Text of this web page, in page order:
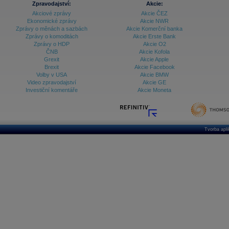
Archiv - Vývoj české koruny
Archiv analýz - Makroukazatele
Ceny průmyslových výrobců - Data a prognózy
Ceny průmyslových výrobců - Graf (ČR)
Ceny průmyslových výrobců - Kalendář (ČR)
Ceny průmyslových výrobců - Zpravodajství
Databanka - Ceny
Zpravodajství:
Akciové zprávy
Ekonomické zprávy
Zprávy o měnách a sazbách
Zprávy o komoditách
Zprávy o HDP
ČNB
Grexit
Brexit
Volby v USA
Video zpravodajství
Investiční komentáře
Akcie:
Akcie ČEZ
Akcie NWR
Akcie Komerční banka
Akcie Erste Bank
Akcie O2
Akcie Kofola
Akcie Apple
Akcie Facebook
Akcie BMW
Akcie GE
Akcie Moneta
Tvorba